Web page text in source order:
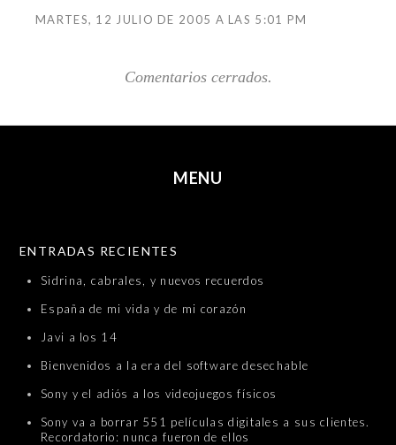
MARTES, 12 JULIO DE 2005 A LAS 5:01 PM
Comentarios cerrados.
MENU
ENTRADAS RECIENTES
Sidrina, cabrales, y nuevos recuerdos
España de mi vida y de mi corazón
Javi a los 14
Bienvenidos a la era del software desechable
Sony y el adiós a los videojuegos físicos
Sony va a borrar 551 películas digitales a sus clientes.
Recordatorio: nunca fueron de ellos